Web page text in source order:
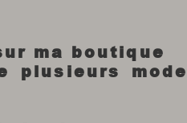
ma boutique
plusieurs